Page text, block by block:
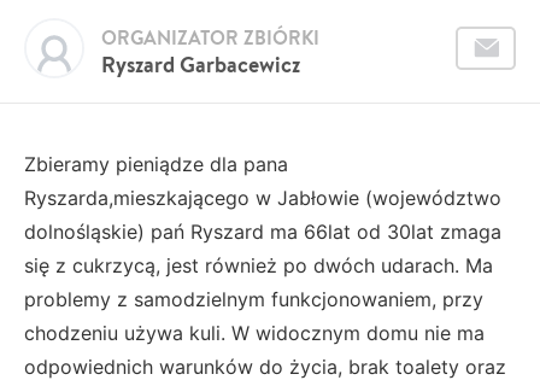
Ryszard Garbacewicz
ORGANIZATOR ZBIÓRKI
Zbieramy pieniądze dla pana
Ryszarda,mieszkającego w Jabłowie (województwo
dolnośląskie) pań Ryszard ma 66lat od 30lat zmaga
się z cukrzycą, jest również po dwóch udarach. Ma
problemy z samodzielnym funkcjonowaniem, przy
chodzeniu używa kuli. W widocznym domu nie ma
odpowiednich warunków do życia, brak toalety oraz